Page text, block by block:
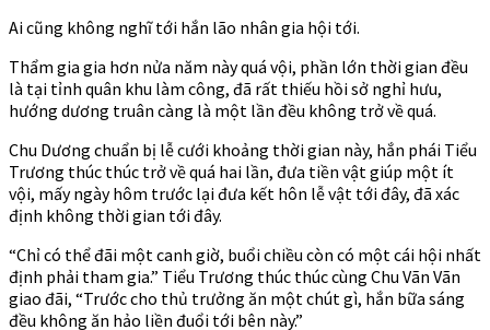
Ai cũng không nghĩ tới hắn lão nhân gia hội tới.
Thẩm gia gia hơn nửa năm này quá vội, phần lớn thời gian đều
là tại tỉnh quân khu làm công, đã rất thiếu hồi sở nghỉ hưu,
hướng dương truân càng là một lần đều không trở về quá.
Chu Dương chuẩn bị lễ cưới khoảng thời gian này, hắn phái Tiểu
Trương thúc thúc trở về quá hai lần, đưa tiền vật giúp một ít
vội, mấy ngày hôm trước lại đưa kết hôn lễ vật tới đây, đã xác
định không thời gian tới đây.
“Chỉ có thể đãi một canh giờ, buổi chiều còn có một cái hội nhất
định phải tham gia.” Tiểu Trương thúc thúc cùng Chu Vãn Vãn
giao đãi, “Trước cho thủ trưởng ăn một chút gì, hắn bữa sáng
đều không ăn hảo liền đuổi tới bên này.”